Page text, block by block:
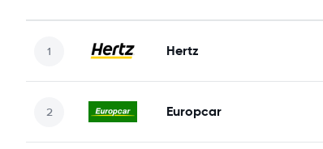
Hertz
Europcar